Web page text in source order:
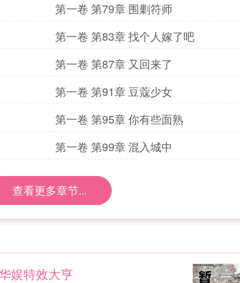
第一卷 第79章 围剿符师
第一卷 第83章 找个人嫁了吧
第一卷 第87章 又回来了
第一卷 第91章 豆蔻少女
第一卷 第95章 你有些面熟
第一卷 第99章 混入城中
查看更多章节...
娱特效大亨